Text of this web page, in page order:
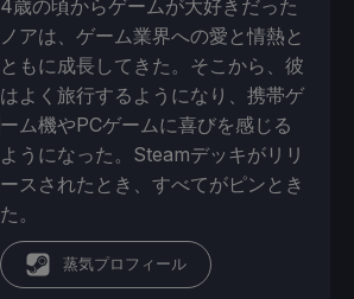
4歳の頃からゲームが大好きだった
ノアは、ゲーム業界への愛と情熱と
ともに成長してきた。そこから、彼
はよく旅行するようになり、携帯ゲ
ーム機やPCゲームに喜びを感じる
ようになった。Steamデッキがリリ
ースされたとき、すべてがピンとき
た。
蒸気プロフィール